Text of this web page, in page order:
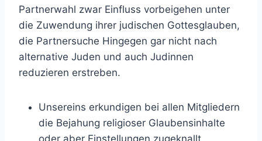
Partnerwahl zwar Einfluss vorbeigehen unter
die Zuwendung ihrer judischen Gottesglauben,
die Partnersuche Hingegen gar nicht nach
alternative Juden und auch Judinnen
reduzieren erstreben.
Unsereins erkundigen bei allen Mitgliedern
die Bejahung religioser Glaubensinhalte
oder aber Einstellungen zugeknallt